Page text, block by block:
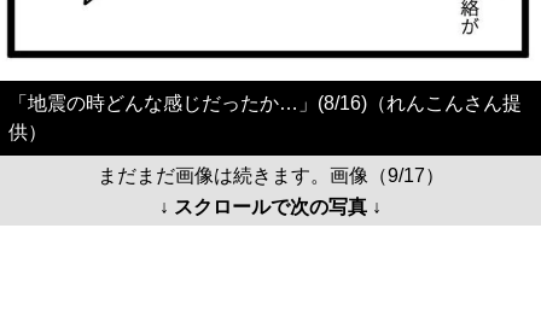
「地震の時どんな感じだったか…」(8/16)（れんこんさん提
供）
まだまだ画像は続きます。画像（9/17）
↓ スクロールで次の写真 ↓